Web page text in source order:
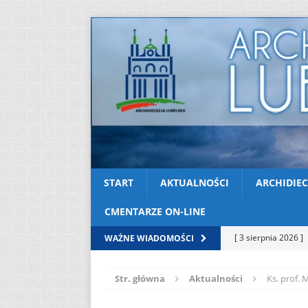
START AKTUALNOŚCI
CMENTARZE ON-LINE
WAŻNE WIADOMOŚCI [ 3 sierpnia 2026 ]
[ 2 sierpnia 2026 ]
Str. główna Aktualności Ks. prof.